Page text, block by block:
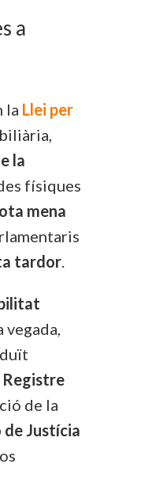
a
la Llei per
la
físiques
mena
tardor.
vegada,
Registre
de la
de Justícia